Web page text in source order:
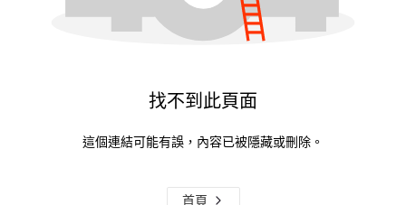
找不到此頁面
這個連結可能有誤，內容已被隱藏或刪除。
首頁